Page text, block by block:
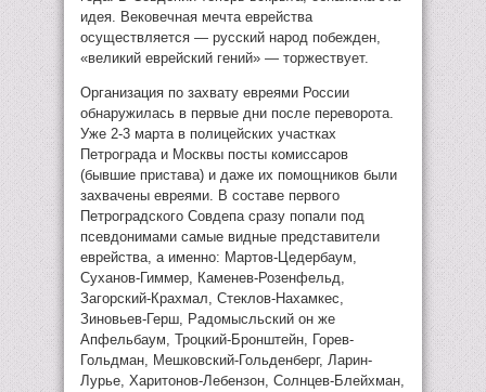
идея. Вековечная мечта еврейства
осуществляется — русский народ побежден,
«великий еврейский гений» — торжествует.
Организация по захвату евреями России
обнаружилась в первые дни после переворота.
Уже 2-3 марта в полицейских участках
Петрограда и Москвы посты комиссаров
(бывшие пристава) и даже их помощников были
захвачены евреями. В составе первого
Петроградского Совдепа сразу попали под
псевдонимами самые видные представители
еврейства, а именно: Мартов-Цедербаум,
Суханов-Гиммер, Каменев-Розенфельд,
Загорский-Крахмал, Стеклов-Нахамкес,
Зиновьев-Герш, Радомысльский он же
Апфельбаум, Троцкий-Бронштейн, Горев-
Гольдман, Мешковский-Гольденберг, Ларин-
Лурье, Харитонов-Лебензон, Солнцев-Блейхман,